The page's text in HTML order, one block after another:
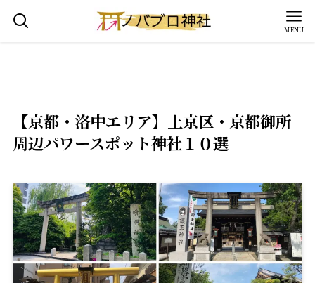
MENU
【京都・洛中エリア】上京区・京都御所
周辺パワースポット神社１０選